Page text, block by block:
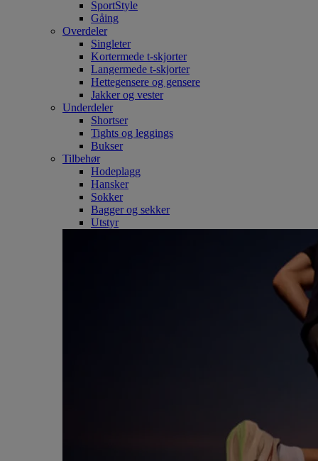
SportStyle
Gåing
Overdeler
Singleter
Kortermede t-skjorter
Langermede t-skjorter
Hettegensere og gensere
Jakker og vester
Underdeler
Shortser
Tights og leggings
Bukser
Tilbehør
Hodeplagg
Hansker
Sokker
Bagger og sekker
Utstyr